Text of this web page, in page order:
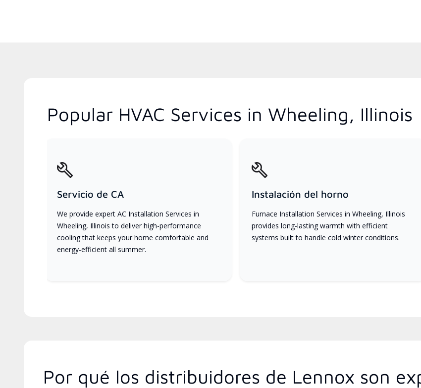
Popular HVAC Services in Wheeling, Illinois
Servicio de CA
We provide expert AC Installation Services in
Wheeling, Illinois to deliver high-performance
cooling that keeps your home comfortable and
energy-efficient all summer.
Instalación del horno
Furnace Installation Services in Wheeling, Illinois
provides long-lasting warmth with efficient
systems built to handle cold winter conditions.
Por qué los distribuidores de Lennox son